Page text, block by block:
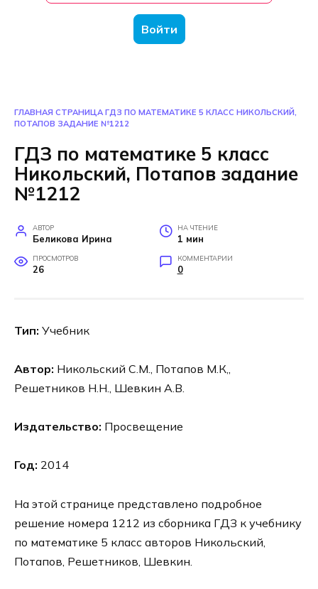
Войти
ГЛАВНАЯ СТРАНИЦА ГДЗ ПО МАТЕМАТИКЕ 5 КЛАСС НИКОЛЬСКИЙ,
ПОТАПОВ ЗАДАНИЕ №1212
ГДЗ по математике 5 класс
Никольский, Потапов задание
№1212
АВТОР
Беликова Ирина
НА ЧТЕНИЕ
1 мин
ПРОСМОТРОВ
26
КОММЕНТАРИИ
0
Тип: Учебник
Автор: Никольский С.М., Потапов М.К,,
Решетников Н.Н., Шевкин А.В.
Издательство: Просвещение
Год: 2014
На этой странице представлено подробное
решение номера 1212 из сборника ГДЗ к учебнику
по математике 5 класс авторов Никольский,
Потапов, Решетников, Шевкин.